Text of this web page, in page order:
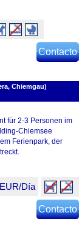
Contacto
Chiemgau)
für 2-3 Personen im
Chiemsee
Ferienpark, der
Día
Contacto